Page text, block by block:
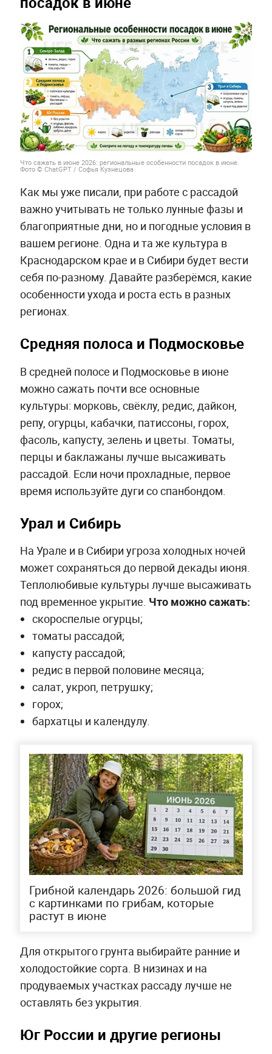
Что сажать в июне 2026: региональные особенности посадок в июне.
Фото © ChatGPT / Софья Кузнецова
Как мы уже писали, при работе с рассадой
важно учитывать не только лунные фазы и
благоприятные дни, но и погодные условия в
вашем регионе. Одна и та же культура в
Краснодарском крае и в Сибири будет вести
себя по-разному. Давайте разберёмся, какие
особенности ухода и роста есть в разных
регионах.
Средняя полоса и Подмосковье
В средней полосе и Подмосковье в июне
можно сажать почти все основные
культуры: морковь, свёклу, редис, дайкон,
репу, огурцы, кабачки, патиссоны, горох,
фасоль, капусту, зелень и цветы. Томаты,
перцы и баклажаны лучше высаживать
рассадой. Если ночи прохладные, первое
время используйте дуги со спанбондом.
Урал и Сибирь
На Урале и в Сибири угроза холодных ночей
может сохраняться до первой декады июня.
Теплолюбивые культуры лучше высаживать
под временное укрытие. Что можно сажать:
скороспелые огурцы;
томаты рассадой;
капусту рассадой;
редис в первой половине месяца;
салат, укроп, петрушку;
горох;
бархатцы и календулу.
Грибной календарь 2026: большой гид
с картинками по грибам, которые
растут в июне
Для открытого грунта выбирайте ранние и
холодостойкие сорта. В низинах и на
продуваемых участках рассаду лучше не
оставлять без укрытия.
Юг России и другие регионы